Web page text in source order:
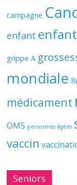
campagne
enfant
grippe A
mondiale
médicament
OMS personnes âgées
vaccin
Seniors